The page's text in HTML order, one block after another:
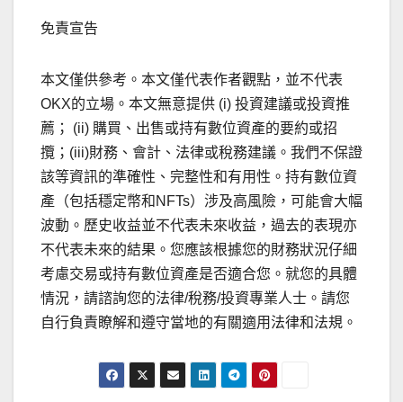
免責宣告
本文僅供參考。本文僅代表作者觀點，並不代表
OKX的立場。本文無意提供 (i) 投資建議或投資推
薦； (ii) 購買、出售或持有數位資產的要約或招
攬；(iii)財務、會計、法律或稅務建議。我們不保證
該等資訊的準確性、完整性和有用性。持有數位資
產（包括穩定幣和NFTs）涉及高風險，可能會大幅
波動。歷史收益並不代表未來收益，過去的表現亦
不代表未來的結果。您應該根據您的財務狀況仔細
考慮交易或持有數位資產是否適合您。就您的具體
情況，請諮詢您的法律/稅務/投資專業人士。請您
自行負責瞭解和遵守當地的有關適用法律和法規。